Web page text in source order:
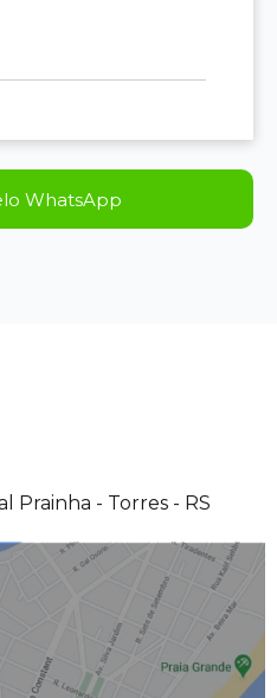
WhatsApp
Prainha - Torres - RS